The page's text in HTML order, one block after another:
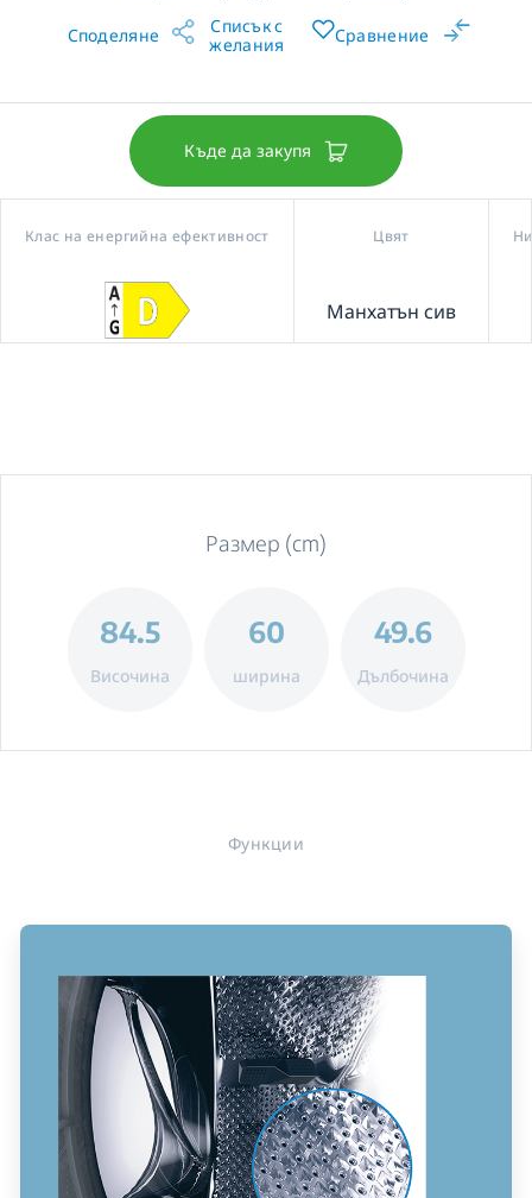
Споделяне
Списък с
желания
Сравнение
Къде да закупя
Клас на енергийна ефективност Цвят
Манхатън сив
Размер (cm)
84.5
Височина
60
ширина
49.6
Дълбочина
Функции